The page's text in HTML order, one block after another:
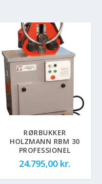
RØRBUKKER
HOLZMANN RBM 30
PROFESSIONEL
24.795,00 kr.